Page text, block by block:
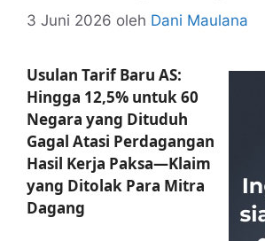
3 Juni 2026 oleh Dani Maulana
Usulan Tarif Baru AS:
Hingga 12,5% untuk 60
Negara yang Dituduh
Gagal Atasi Perdagangan
Hasil Kerja Paksa—Klaim
yang Ditolak Para Mitra
Dagang